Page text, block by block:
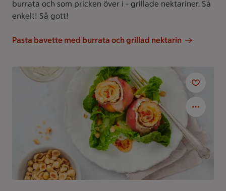
burrata och som pricken över i - grillade nektariner. Så
enkelt! Så gott!
Pasta bavette med burrata och grillad nektarin